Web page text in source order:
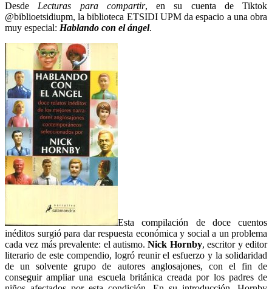
Desde Lecturas para compartir, en su cuenta de Tiktok
@biblioetsidiupm, la biblioteca ETSIDI UPM da espacio a una obra
muy especial: Hablando con el ángel.
Esta compilación de doce cuentos
inéditos surgió para dar respuesta económica y social a un problema
cada vez más prevalente: el autismo.Nick Hornby, escritor y editor
literario de este compendio, logró reunir el esfuerzo y la solidaridad
de un solvente grupo de autores anglosajones, con el fin de
conseguir ampliar una escuela británica creada por los padres de